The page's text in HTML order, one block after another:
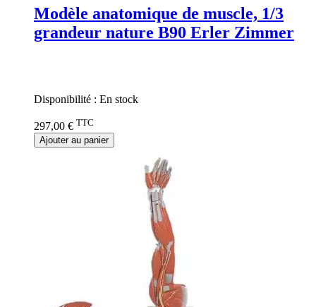
Modèle anatomique de muscle, 1/3
grandeur nature B90 Erler Zimmer
Disponibilité : En stock
297,00 € TTC
Ajouter au panier